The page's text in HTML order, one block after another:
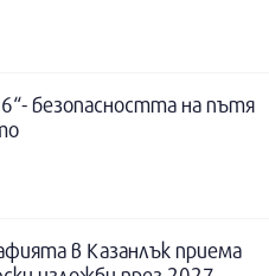
безопасността на пътя
в Казанлък приема